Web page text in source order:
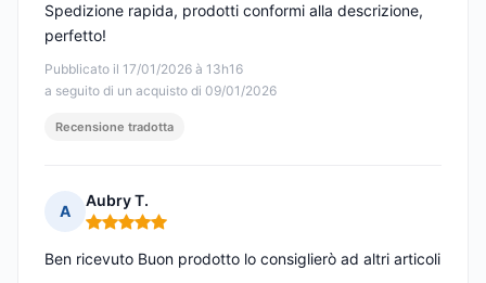
Pubblicato il 17/01/2026 à 13h16
a seguito di un acquisto di 09/01/2026
Spedizione rapida, prodotti conformi alla descrizione,
perfetto!
Recensione tradotta
A
Aubry T.
Nota: 5 su 5
Ben ricevuto Buon prodotto lo consiglierò ad altri articoli